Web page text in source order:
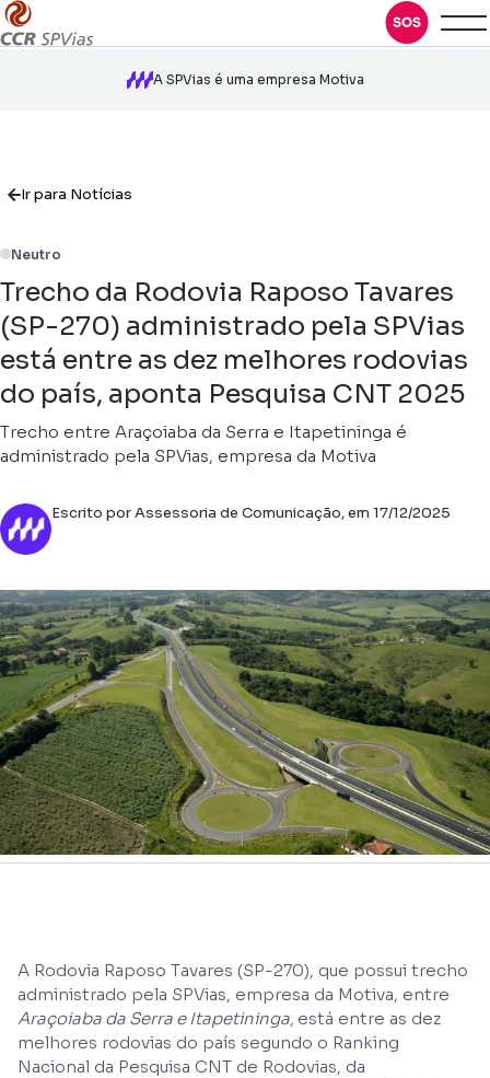
A SPVias é uma empresa Motiva
Ir para Notícias
Neutro
Trecho da Rodovia Raposo Tavares
(SP-270) administrado pela SPVias
está entre as dez melhores rodovias
do país, aponta Pesquisa CNT 2025
Trecho entre Araçoiaba da Serra e Itapetininga é
administrado pela SPVias, empresa da Motiva
Escrito por Assessoria de Comunicação, em 17/12/2025
A Rodovia Raposo Tavares (SP-270), que possui trecho
administrado pela SPVias, empresa da Motiva, entre
Araçoiaba da Serra e Itapetininga, está entre as dez
melhores rodovias do país segundo o Ranking
Nacional da Pesquisa CNT de Rodovias, da